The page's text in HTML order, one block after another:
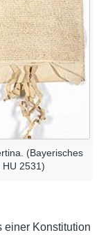
(Bayerisches
HU 2531)
einer Konstitution